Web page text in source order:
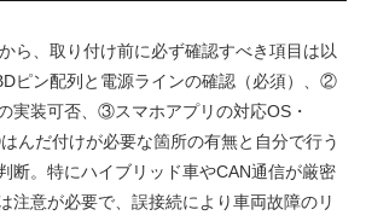
ら、取り付け前に必ず確認すべき項目は以
ピン配列と電源ラインの確認（必須）、②
実装可否、③スマホアプリの対応OS・
んだ付けが必要な箇所の有無と自分で行う
断。特にハイブリッド車やCAN通信が厳密
注意が必要で、誤接続により車両故障のリ